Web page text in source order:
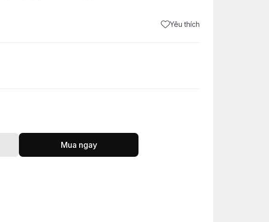
Yêu thích
Mua ngay